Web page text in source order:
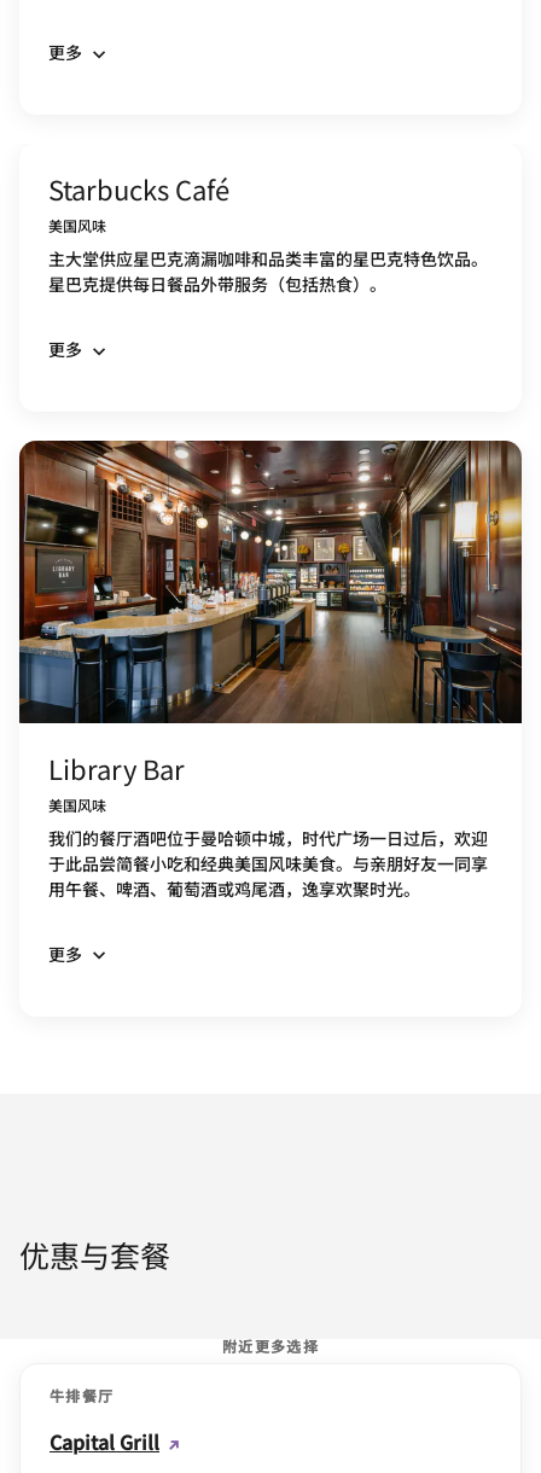
更多
Starbucks Café
美国风味
主大堂供应星巴克滴漏咖啡和品类丰富的星巴克特色饮品。
星巴克提供每日餐品外带服务（包括热食）。
更多
Library Bar
美国风味
我们的餐厅酒吧位于曼哈顿中城，时代广场一日过后，欢迎
于此品尝简餐小吃和经典美国风味美食。与亲朋好友一同享
用午餐、啤酒、葡萄酒或鸡尾酒，逸享欢聚时光。
更多
优惠与套餐
附近更多选择
牛排餐厅
Capital Grill